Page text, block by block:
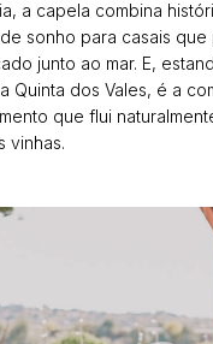
a capela combina
sonho para casais que
junto ao mar. E,
Quinta dos Vales, é a
que flui
vinhas.